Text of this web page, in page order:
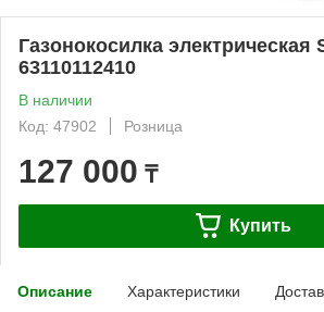
Газонокосилка электрическая
63110112410
В наличии
Код: 47902
Розница
127 000 ₸
Купить
Описание Характеристики